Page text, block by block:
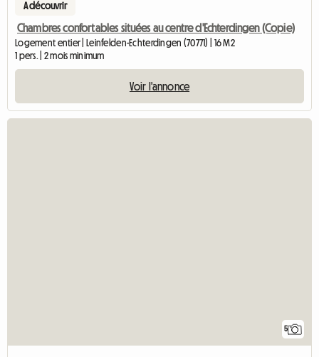
A découvrir
Chambres confortables situées au centre d'Echterdingen (Copie)
Logement entier | Leinfelden-Echterdingen (70771) | 16 M2
1 pers. | 2 mois minimum
Voir l'annonce
5